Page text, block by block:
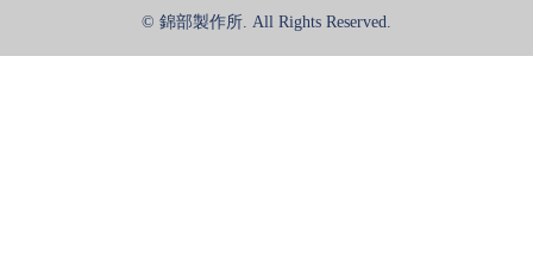
© 錦部製作所. All Rights Reserved.